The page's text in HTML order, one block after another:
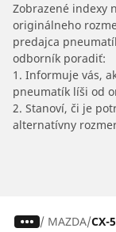
Zobrazené indexy
originálneho
predajca
odborník poradiť:
1. Informuje vás,
pneumatík líši od
2. Stanoví, či je
alternatívny
/ MAZDA CX-5